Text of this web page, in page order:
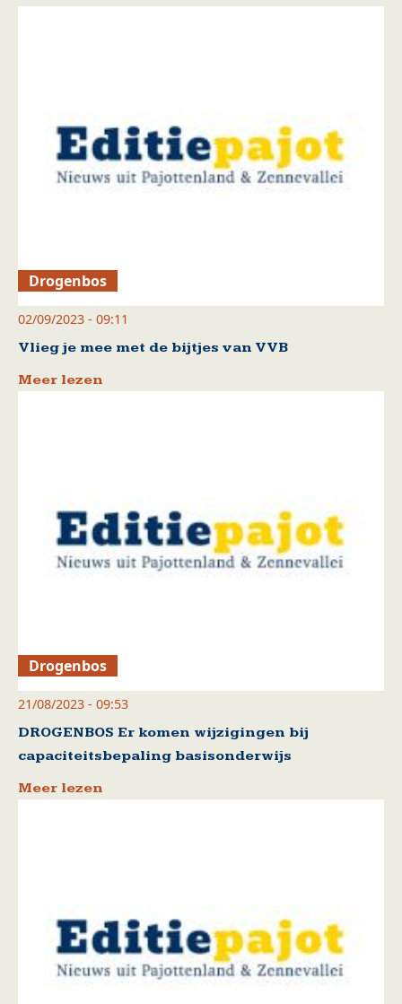
Drogenbos
02/09/2023 - 09:11
Vlieg je mee met de bijtjes van VVB
Meer lezen
Drogenbos
21/08/2023 - 09:53
DROGENBOS Er komen wijzigingen bij
capaciteitsbepaling basisonderwijs
Meer lezen